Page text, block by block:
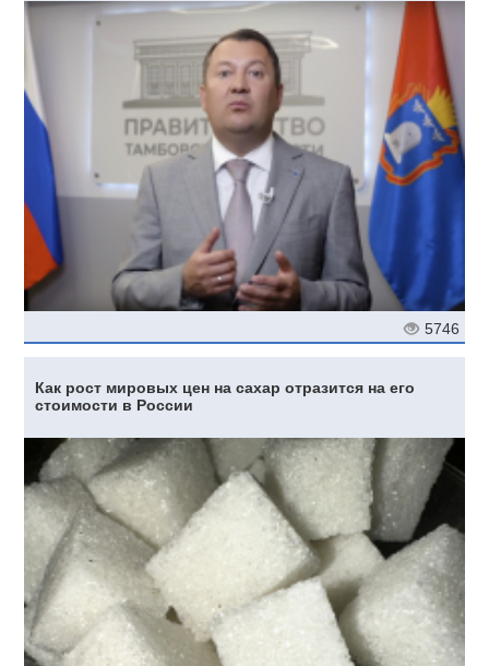
5746
Как рост мировых цен на сахар отразится на его
стоимости в России